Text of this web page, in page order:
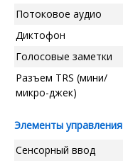
Потоковое аудио
Диктофон
Голосовые заметки
Разъем TRS (мини/
микро-джек)
Элементы управления
Сенсорный ввод